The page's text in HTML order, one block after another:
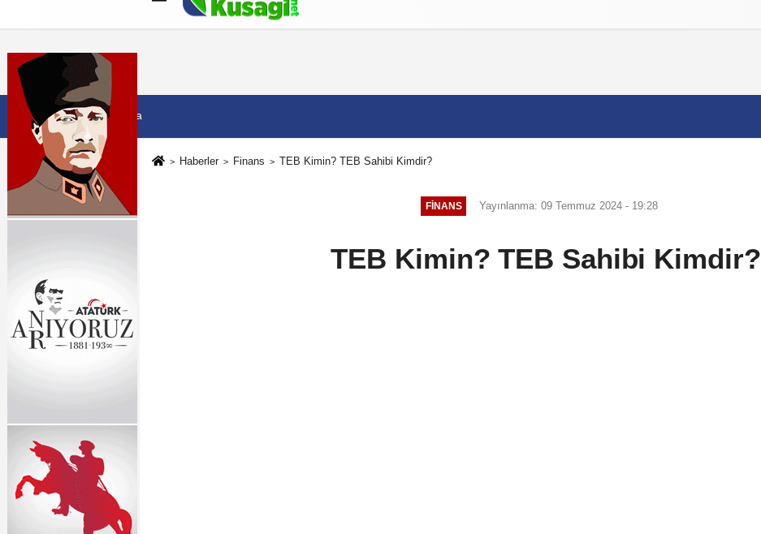
Künye İletişim Çerez Politikası
7 Ağustos 2026, Cuma
Haberler Finans TEB Kimin? TEB Sahibi Kimdir?
FINANS Yayınlanma: 09 Temmuz 2024 - 19:28
TEB Kimin? TEB Sahibi Kimdir?